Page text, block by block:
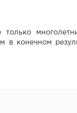
в конечном